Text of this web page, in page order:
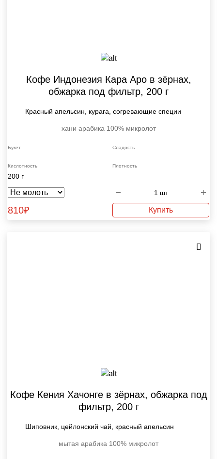
Кофе Индонезия Кара Аро в зёрнах,
обжарка под фильтр, 200 г
Красный апельсин, курага, согревающие специи
хани арабика 100% микролот
Букет Сладость
Кислотность Плотность
200 г
810₽ Купить
Кофе Кения Хачонге в зёрнах, обжарка под
фильтр, 200 г
Шиповник, цейлонский чай, красный апельсин
мытая арабика 100% микролот